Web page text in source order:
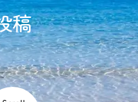
稿